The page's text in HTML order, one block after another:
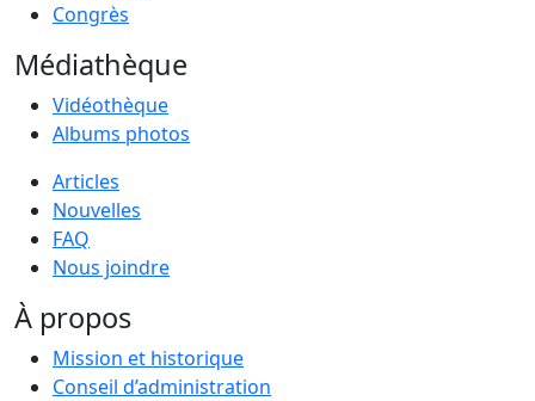
Congrès
Médiathèque
Vidéothèque
Albums photos
Articles
Nouvelles
FAQ
Nous joindre
À propos
Mission et historique
Conseil d’administration